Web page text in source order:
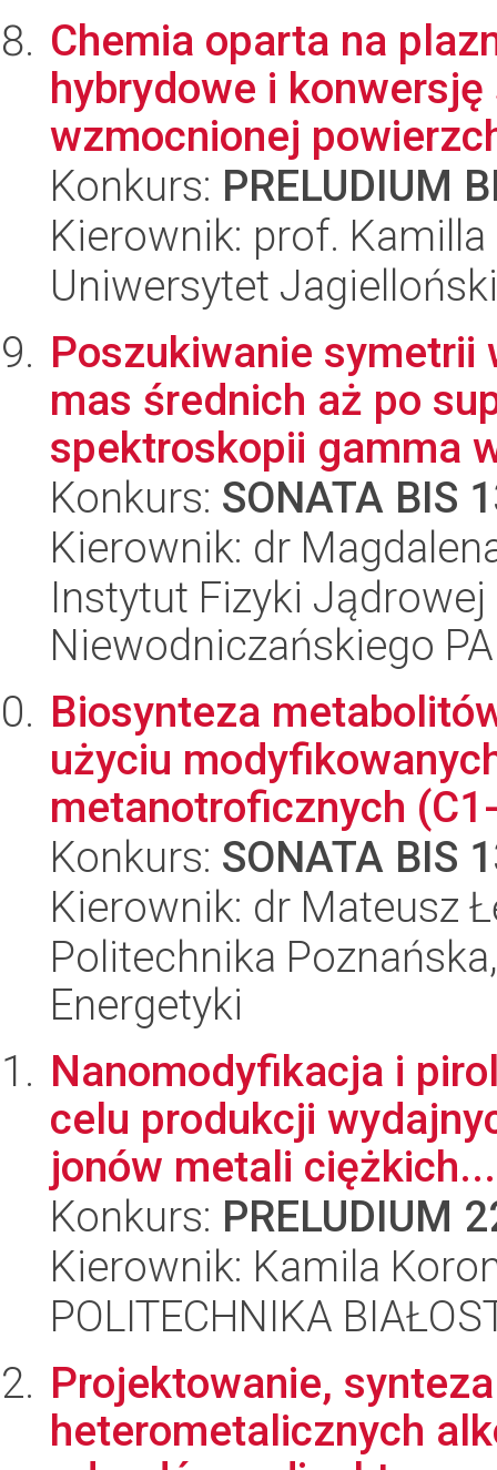
Chemia oparta na
hybrydowe i
wzmocnionej
Konkurs: PRELUDIUM
Kierownik: prof. Kamilla
Uniwersytet
Poszukiwanie symetrii
mas średnich aż po
spektroskopii gamma
Konkurs: SONATA BIS
Kierownik: dr
Instytut Fizyki
Niewodniczańskiego
Biosynteza
użyciu
metanotroficznych
Konkurs: SONATA BIS
Kierownik: dr Mateusz
Politechnika
Energetyki
Nanomodyfikacja i
celu produkcji
jonów metali ciężkich...
Konkurs: PRELUDIUM
Kierownik: Kamila
POLITECHNIKA
Projektowanie,
heterometalicznych